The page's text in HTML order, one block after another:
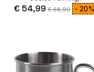
€ 54,99 € 68,90 - 20%